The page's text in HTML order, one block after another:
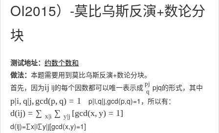
OI2015）-莫比乌斯反演+数论分
块
测试地址： 约数个数和
做法： 本题需要用到莫比乌斯反演+数论分块。
首先，因为ij ij的每个因数都可以唯一表示成 pj
q pjq的形式，其中
p|i, q|j, gcd(p, q) = 1 p|i,q|j,gcd(p,q)=1 ，所以有：
d(ij) = ∑ x| i ∑ y |j [gcd(x, y) = 1]
d(ij)=∑x|i∑y|j[gcd(x,y)=1]